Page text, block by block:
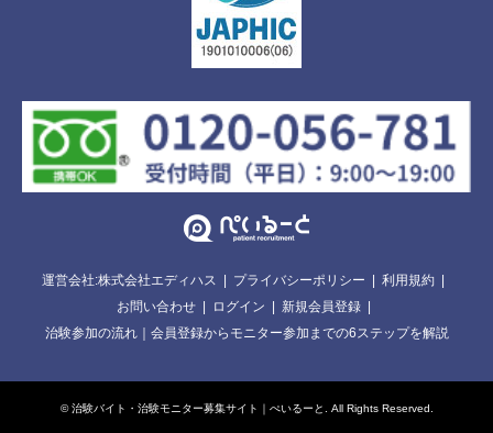
運営会社:株式会社エディハス プライバシーポリシー
利用規約
お問い合わせ
ログイン
新規会員登録
治験参加の流れ｜会員登録からモニター参加までの6ステップを解説
©治験バイト・治験モニター募集サイト｜ぺいるーと . All Rights Reserved.